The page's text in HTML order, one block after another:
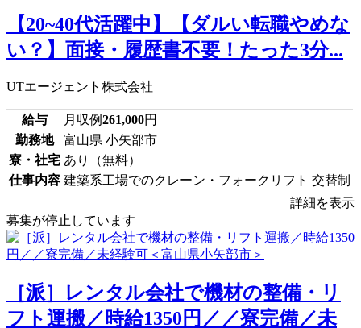
【20~40代活躍中】【ダルい転職やめな
い？】面接・履歴書不要！たった3分...
UTエージェント株式会社
給与 月収例261,000円
勤務地
富山県 小矢部市
寮・社宅 あり（無料）
仕事内容 建築系工場でのクレーン・フォークリフト 交替制
詳細を表示
募集が停止しています
［派］レンタル会社で機材の整備・リ
フト運搬／時給1350円／／寮完備／未